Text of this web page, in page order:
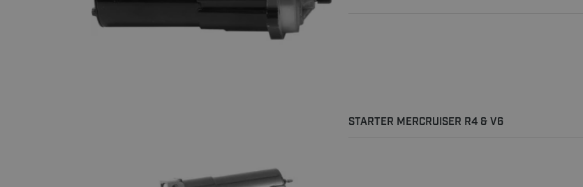
STARTER MERCRUISER R4 & V6